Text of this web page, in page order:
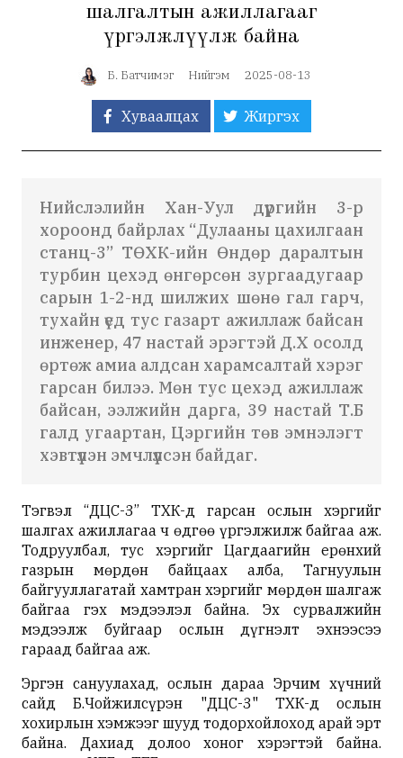
шалгалтын ажиллагааг
үргэлжлүүлж байна
Б. Батчимэг Нийгэм 2025-08-13
Хуваалцах Жиргэх
Нийслэлийн Хан-Уул дүүргийн 3-р
хороонд байрлах “Дулааны цахилгаан
станц-3” ТӨХК-ийн Өндөр даралтын
турбин цехэд өнгөрсөн зургаадугаар
сарын 1-2-нд шилжих шөнө гал гарч,
тухайн үед тус газарт ажиллаж байсан
инженер, 47 настай эрэгтэй Д.Х осолд
өртөж амиа алдсан харамсалтай хэрэг
гарсан билээ. Мөн тус цехэд ажиллаж
байсан, ээлжийн дарга, 39 настай Т.Б
галд угаартан, Цэргийн төв эмнэлэгт
хэвтүүлэн эмчлүүлсэн байдаг.
Тэгвэл “ДЦС-3” ТӨХК-д гарсан ослын хэргийг
шалгах ажиллагаа ч өдгөө үргэлжилж байгаа аж.
Тодруулбал, тус хэргийг Цагдаагийн ерөнхий
газрын мөрдөн байцаах алба, Тагнуулын
байгууллагатай хамтран хэргийг мөрдөн шалгаж
байгаа гэх мэдээлэл байна. Эх сурвалжийн
мэдээлж буйгаар ослын дүгнэлт эхнээсээ
гараад байгаа аж.
Эргэн сануулахад, ослын дараа Эрчим хүчний
сайд Б.Чойжилсүрэн "ДЦС-3" ТӨХК-д ослын
хохирлын хэмжээг шууд тодорхойлоход арай эрт
байна. Дахиад долоо хоног хэрэгтэй байна.